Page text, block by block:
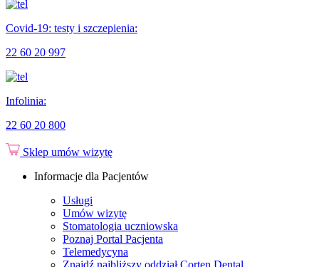
Covid-19: testy i szczepienia:
22 60 20 997
Infolinia:
22 60 20 800
Sklep umów wizytę
Informacje dla Pacjentów
Usługi
Umów wizytę
Stomatologia uczniowska
Poznaj Portal Pacjenta
Telemedycyna
Znajdź najbliższy oddział Corten Dental